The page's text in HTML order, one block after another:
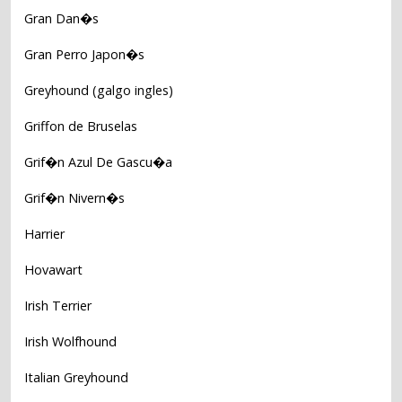
Gran Dan�s
Gran Perro Japon�s
Greyhound (galgo ingles)
Griffon de Bruselas
Grif�n Azul De Gascu�a
Grif�n Nivern�s
Harrier
Hovawart
Irish Terrier
Irish Wolfhound
Italian Greyhound